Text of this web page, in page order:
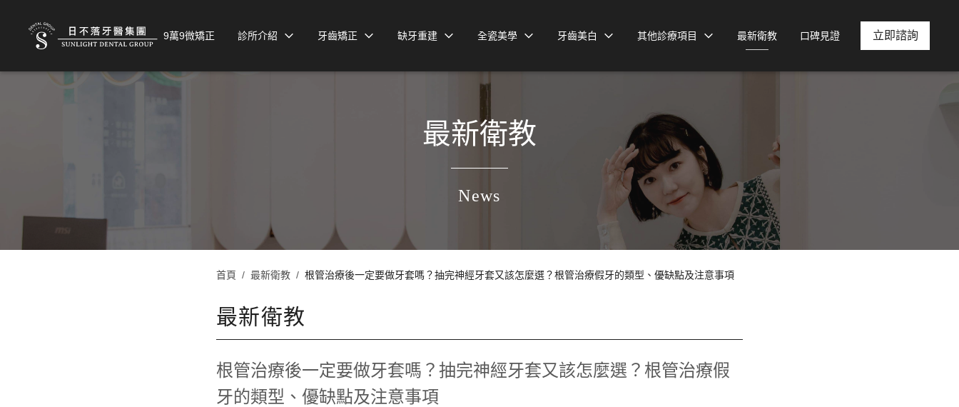
9萬9微矯正 診所介紹 牙齒矯正 缺牙重建 全瓷美學 牙齒美白 其他診療項目 最新衛教 口碑見證 立即諮詢
最新衛教
News
首頁 / 最新衛教 / 根管治療後一定要做牙套嗎？抽完神經牙套又該怎麼選？根管治療假牙的類型、優缺點及注意事項
最新衛教
根管治療後一定要做牙套嗎？抽完神經牙套又該怎麼選？根管治療假
牙的類型、優缺點及注意事項